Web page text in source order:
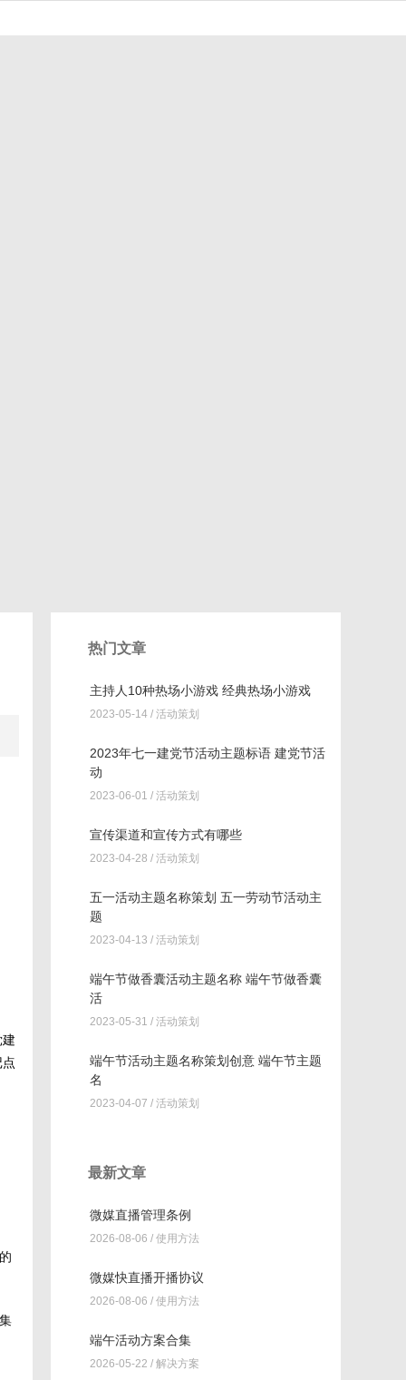
热门文章
主持人10种热场小游戏 经典热场小游戏
2023-05-14 / 活动策划
2023年七一建党节活动主题标语 建党节活
动
2023-06-01 / 活动策划
宣传渠道和宣传方式有哪些
2023-04-28 / 活动策划
五一活动主题名称策划 五一劳动节活动主
题
2023-04-13 / 活动策划
端午节做香囊活动主题名称 端午节做香囊
活
2023-05-31 / 活动策划
端午节活动主题名称策划创意 端午节主题
名
2023-04-07 / 活动策划
最新文章
微媒直播管理条例
2026-08-06 / 使用方法
微媒快直播开播协议
2026-08-06 / 使用方法
端午活动方案合集
2026-05-22 / 解决方案